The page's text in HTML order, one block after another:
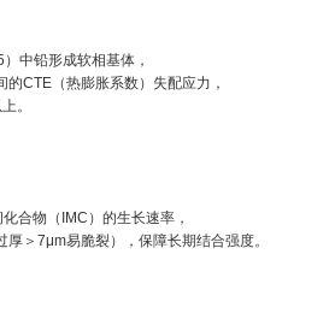
中铅形成软相基体，
CTE（热膨胀系数）失配应力，
。
合物（IMC）的生长速率，
＞7μm易脆裂），保障长期结合强度。